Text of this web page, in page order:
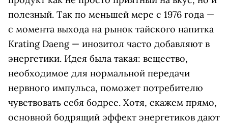
полезный. Так по меньшей мере с 1976 года —
с момента выхода на рынок тайского напитка
Krating Daeng — инозитол часто добавляют в
энергетики. Идея была такая: вещество,
необходимое для нормальной передачи
нервного импульса, поможет потребителю
чувствовать себя бодрее. Хотя, скажем прямо,
основной бодрящий эффект энергетиков дают